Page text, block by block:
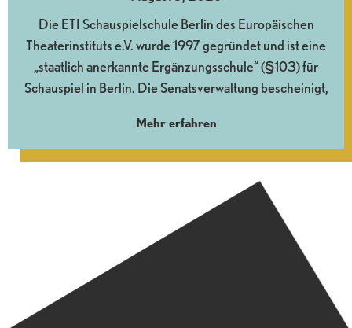
Die ETI Schauspielschule Berlin des Europäischen
Theaterinstituts e.V. wurde 1997 gegründet und ist eine
„staatlich anerkannte Ergänzungsschule“ (§103) für
Schauspiel in Berlin. Die Senatsverwaltung bescheinigt,
Mehr erfahren